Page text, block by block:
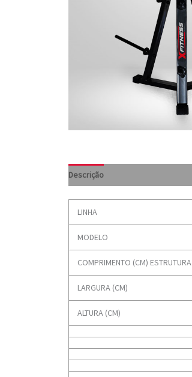
Descrição
LINHA
MODELO
COMPRIMENTO (CM) ESTRUTURA
LARGURA (CM)
ALTURA (CM)